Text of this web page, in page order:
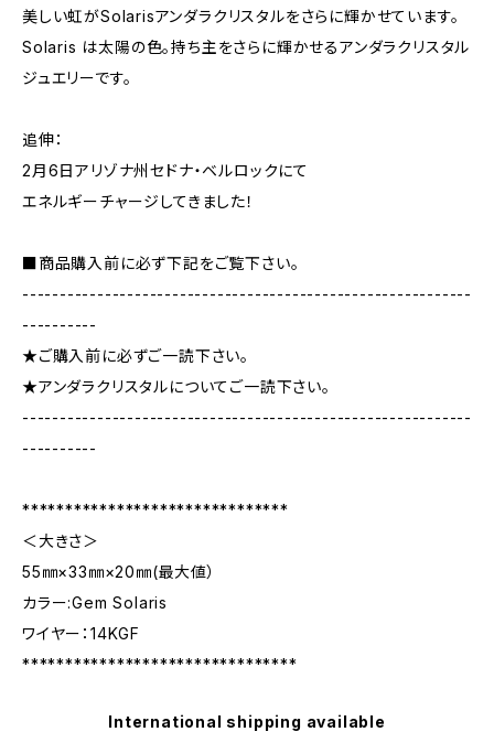
美しい虹がSolarisアンダラクリスタルをさらに輝かせています。
Solaris は太陽の色。持ち主をさらに輝かせるアンダラクリスタル
ジュエリーです。
追伸：
2月6日アリゾナ州セドナ・ベルロックにて
エネルギーチャージしてきました！
■商品購入前に必ず下記をご覧下さい。
------------------------------------------------------------
----------
★ご購入前に必ずご一読下さい。
★アンダラクリスタルについてご一読下さい。
------------------------------------------------------------
----------
*******************************
＜大きさ＞
55㎜×33㎜×20㎜(最大値）
カラー:Gem Solaris
ワイヤー：14KGF
********************************
International shipping available